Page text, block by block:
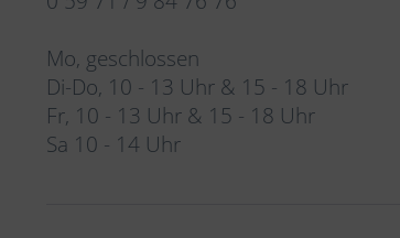
Mo, geschlossen
Di-Do, 10 - 13 Uhr & 15 - 18 Uhr
Fr, 10 - 13 Uhr & 15 - 18 Uhr
Sa 10 - 14 Uhr